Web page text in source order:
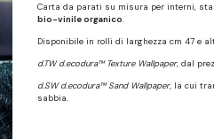
Carta da parati su misura per interni,
bio-vinile organico.
Disponibile in rolli di larghezza cm 47 e
d.TW d.ecodura™ Texture Wallpaper, dal
d.SW d.ecodura™ Sand Wallpaper, la cui
sabbia.